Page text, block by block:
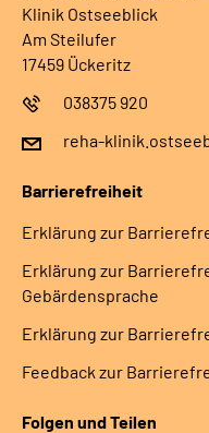
Klinik Ostseeblick
Am Steilufer
17459 Ückeritz
038375 920
reha-
Barrierefreiheit
Erklärung zur
Erklärung zur
Gebärdensprache
Erklärung zur
Feedback zur
Folgen und Teilen